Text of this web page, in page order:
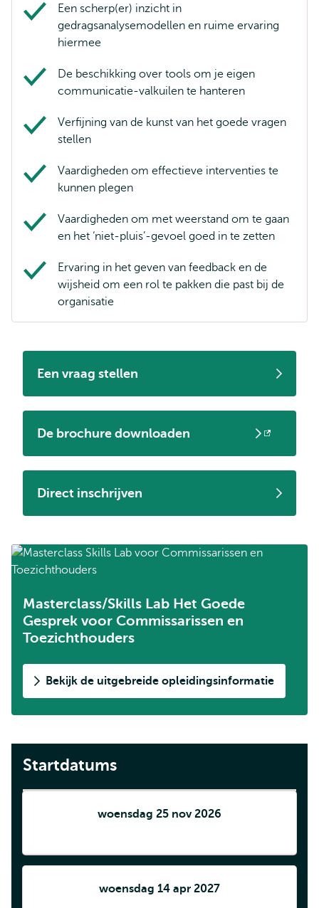
Een scherp(er) inzicht in
gedragsanalysemodellen en ruime ervaring
hiermee
De beschikking over tools om je eigen
communicatie-valkuilen te hanteren
Verfijning van de kunst van het goede vragen
stellen
Vaardigheden om effectieve interventies te
kunnen plegen
Vaardigheden om met weerstand om te gaan
en het ‘niet-pluis’-gevoel goed in te zetten
Ervaring in het geven van feedback en de
wijsheid om een rol te pakken die past bij de
organisatie
Een vraag stellen
De brochure downloaden
Opent
extern
Direct inschrijven
Masterclass/Skills Lab Het Goede
Gesprek voor Commissarissen en
Toezichthouders
Bekijk de uitgebreide opleidingsinformatie
Startdatums
woensdag 25 nov 2026
woensdag 14 apr 2027